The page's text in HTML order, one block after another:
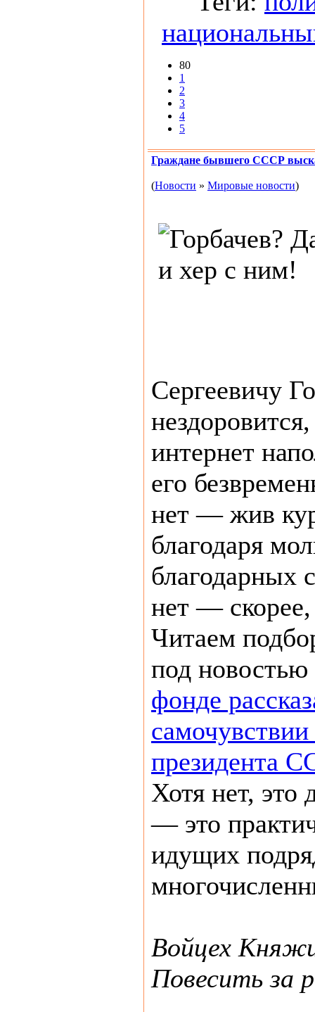
80
1
2
3
4
5
Граждане бывшего СССР
(Новости » Мировые новости)
Сергеевичу
интернет
его
нет — жив
благодаря
благодарных
нет —
Читаем
под
фонде
президента
Хотя нет, это
— это
идущих
Войцех
Повесить за